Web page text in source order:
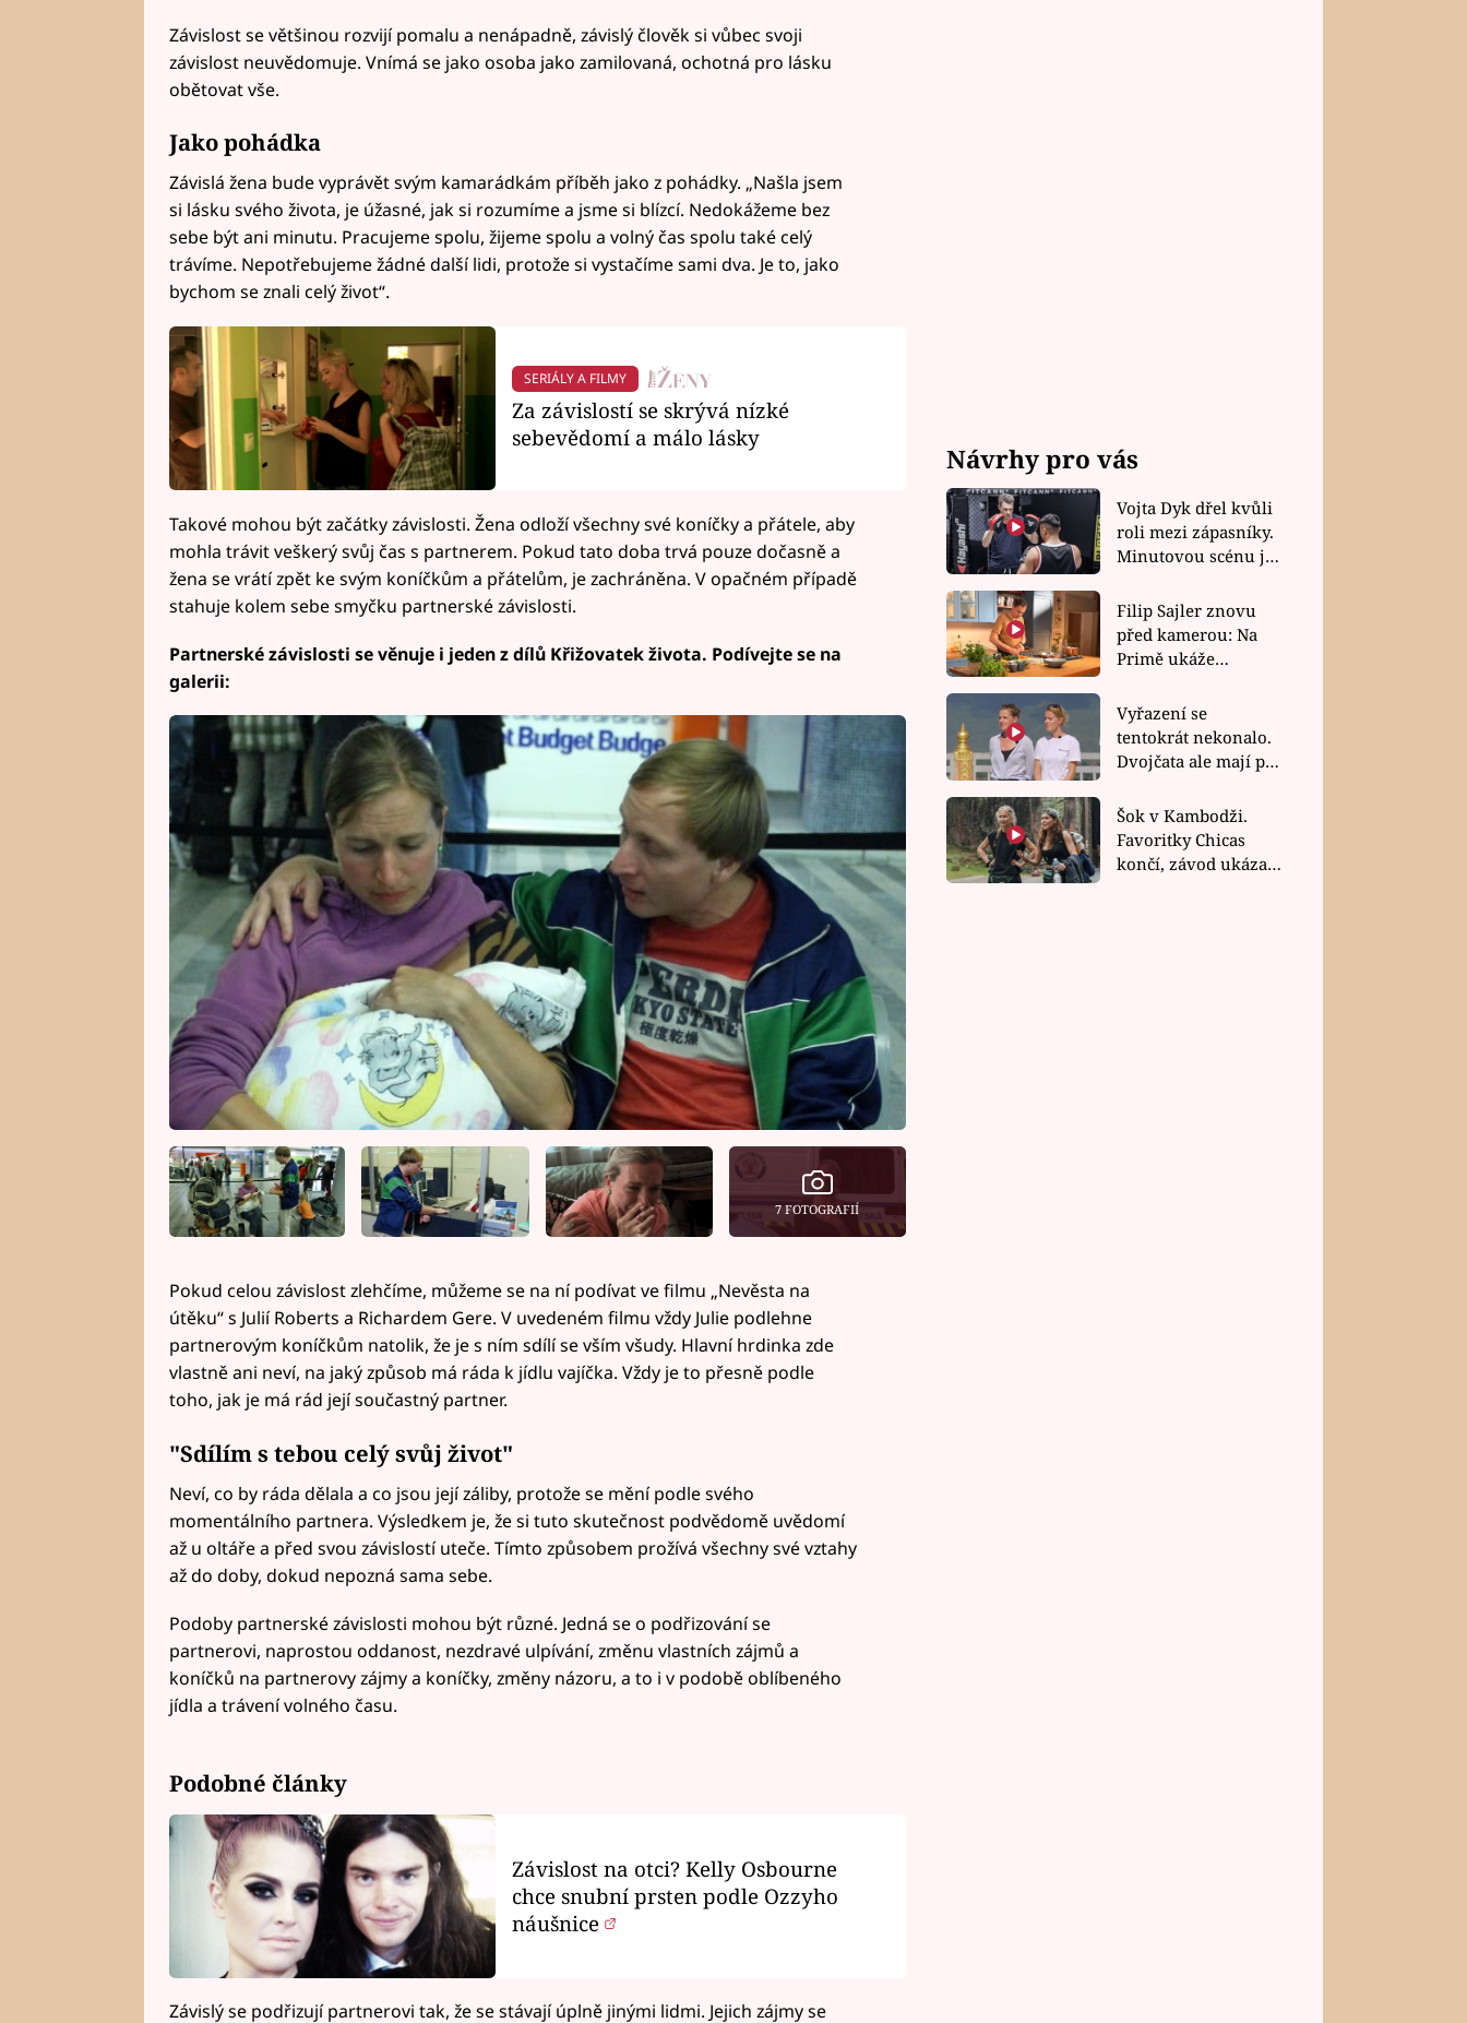
Závislost se většinou rozvijí pomalu a nenápadně, závislý člověk si vůbec svoji
závislost neuvědomuje. Vnímá se jako osoba jako zamilovaná, ochotná pro lásku
obětovat vše.
Jako pohádka
Závislá žena bude vyprávět svým kamarádkám příběh jako z pohádky. „Našla jsem
si lásku svého života, je úžasné, jak si rozumíme a jsme si blízcí. Nedokážeme bez
sebe být ani minutu. Pracujeme spolu, žijeme spolu a volný čas spolu také celý
trávíme. Nepotřebujeme žádné další lidi, protože si vystačíme sami dva. Je to, jako
bychom se znali celý život“.
SERIÁLY A FILMY
Za závislostí se skrývá nízké
sebevědomí a málo lásky
Takové mohou být začátky závislosti. Žena odloží všechny své koníčky a přátele, aby
mohla trávit veškerý svůj čas s partnerem. Pokud tato doba trvá pouze dočasně a
žena se vrátí zpět ke svým koníčkům a přátelům, je zachráněna. V opačném případě
stahuje kolem sebe smyčku partnerské závislosti.
Partnerské závislosti se věnuje i jeden z dílů Křižovatek života. Podívejte se na
galerii:
7 FOTOGRAFIÍ
Pokud celou závislost zlehčíme, můžeme se na ní podívat ve filmu „Nevěsta na
útěku“ s Julií Roberts a Richardem Gere. V uvedeném filmu vždy Julie podlehne
partnerovým koníčkům natolik, že je s ním sdílí se vším všudy. Hlavní hrdinka zde
vlastně ani neví, na jaký způsob má ráda k jídlu vajíčka. Vždy je to přesně podle
toho, jak je má rád její součastný partner.
"Sdílím s tebou celý svůj život"
Neví, co by ráda dělala a co jsou její záliby, protože se mění podle svého
momentálního partnera. Výsledkem je, že si tuto skutečnost podvědomě uvědomí
až u oltáře a před svou závislostí uteče. Tímto způsobem prožívá všechny své vztahy
až do doby, dokud nepozná sama sebe.
Podoby partnerské závislosti mohou být různé. Jedná se o podřizování se
partnerovi, naprostou oddanost, nezdravé ulpívání, změnu vlastních zájmů a
koníčků na partnerovy zájmy a koníčky, změny názoru, a to i v podobě oblíbeného
jídla a trávení volného času.
Podobné články
Závislost na otci? Kelly Osbourne
chce snubní prsten podle Ozzyho
náušnice
Závislý se podřizují partnerovi tak, že se stávají úplně jinými lidmi. Jejich zájmy se
Návrhy pro vás
Vojta Dyk dřel kvůli
roli mezi zápasníky.
Minutovou scénu jel
Filip Sajler znovu
před kamerou: Na
Primě ukáže
rychlé recepty
Vyřazení se
tentokrát nekonalo.
Dvojčata ale mají po
závodu nůž na krku
Šok v Kambodži.
Favoritky Chicas
končí, závod ukázal